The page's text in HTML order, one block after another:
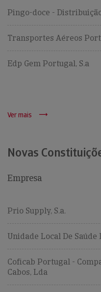
Pingo-doce -
Transportes Aéreos
Edp Gem Portugal, S.a
Ver mais
Novas
Empresa
Prio Supply, S.a.
Unidade Local De Saúde
Coficab Portugal -
Cabos, Lda